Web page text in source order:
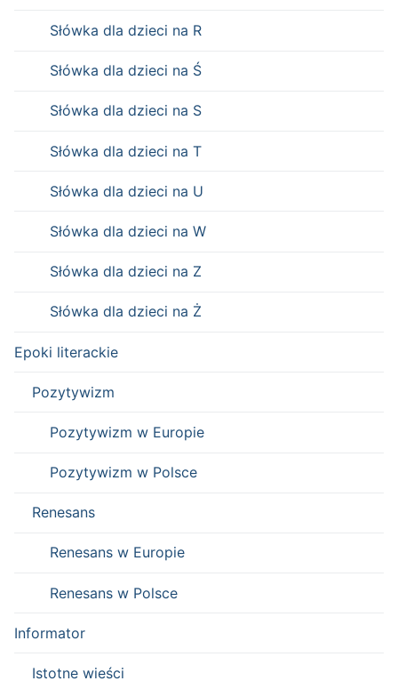
Słówka dla dzieci na R
Słówka dla dzieci na Ś
Słówka dla dzieci na S
Słówka dla dzieci na T
Słówka dla dzieci na U
Słówka dla dzieci na W
Słówka dla dzieci na Z
Słówka dla dzieci na Ż
Epoki literackie
Pozytywizm
Pozytywizm w Europie
Pozytywizm w Polsce
Renesans
Renesans w Europie
Renesans w Polsce
Informator
Istotne wieści